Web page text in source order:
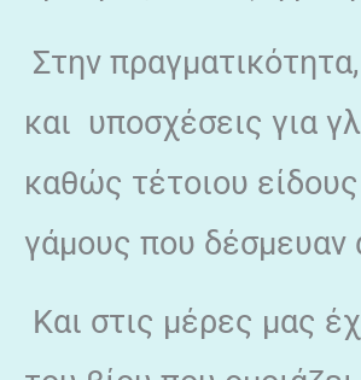
Στην
και υποσχέσεις για
καθώς τέτοιου
γάμους που
Και στις μέρες μας